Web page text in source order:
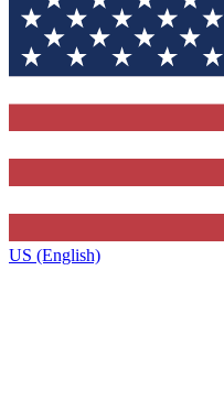
US (English)